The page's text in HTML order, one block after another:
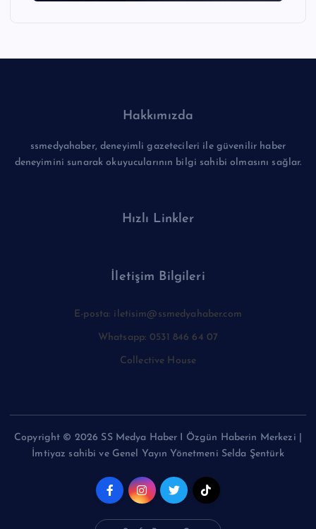
Hakkımızda
ssmedyahaber, deneyimli gazetecileri ile güvenilir haber
deneyimini sunarak okuyucularının bilgi sahibi olmasını sağlar.
Hızlı Linkler
İletişim Bilgileri
E-posta: iletisim@ssmedyahaber.com
Whatsapp: 0531 846 64 07
Collective House
Copyright © 2026 SS Medya Haber I Özgün Haberin Merkezi |
İmtiyaz sahibi ve Genel Yayın Yönetmeni Selda Şentürk